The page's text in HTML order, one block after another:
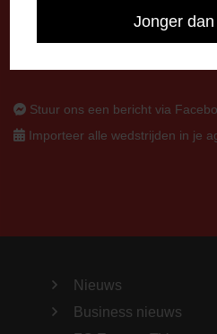
Jonger
info@fcemmen.nl
Stuur ons een bericht via
Importeer alle wedstrijden in je
Nieuws
Business nieuws